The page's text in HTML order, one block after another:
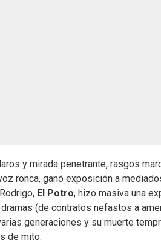
y mirada penetrante, rasgos
ronca, ganó exposición a
El Potro, hizo masiva una
(de contratos nefastos a
generaciones y su muerte
de mito.